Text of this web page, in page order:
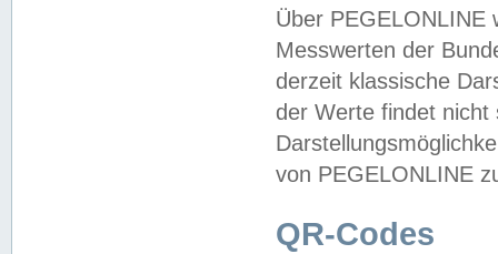
Über PEGELONLINE
Messwerten der
derzeit klassische
der Werte findet
von PEGELONLINE
QR-Codes